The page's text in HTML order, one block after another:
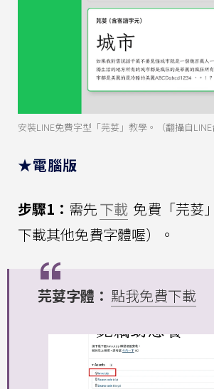
安裝LINE免費字型「芫荽」教學。（翻攝自LINE
★電腦版
步驟1： 需先下載 免費「芫荽
下載其他免費字體喔）。
芫荽字體： 點我免費下載